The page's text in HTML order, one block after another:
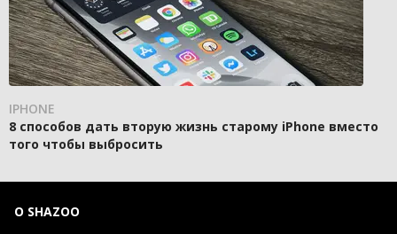
IPHONE
8 способов дать вторую жизнь старому iPhone вместо
того чтобы выбросить
О SHAZOO